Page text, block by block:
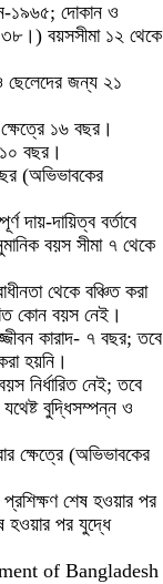
১৯৬৫; দোকান ও
বয়সসীমা ১২ থেকে
ছেলেদের জন্য ২১
১৬ বছর।
১০ বছর।
(অভিভাবকের
দায়-দায়িত্ব বর্তাবে
বয়স সীমা ৭ থেকে
থেকে বঞ্চিত করা
কোন বয়স নেই।
কারাদ- ৭ বছর; তবে
হয়নি।
নির্ধারিত নেই; তবে
বুদ্ধিসম্পন্ন ও
ক্ষেত্রে (অভিভাবকের
শেষ হওয়ার পর
হওয়ার পর যুদ্ধে
of Bangladesh